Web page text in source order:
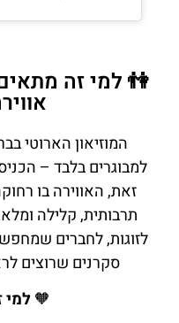
👫 למי זה
המוזיאון הארוטי
למבוגרים בלבד –
זאת, האווירה בו
תרבותית, קלילה
לזוגות, לחברים
סקרנים שרוצים
🧡למי